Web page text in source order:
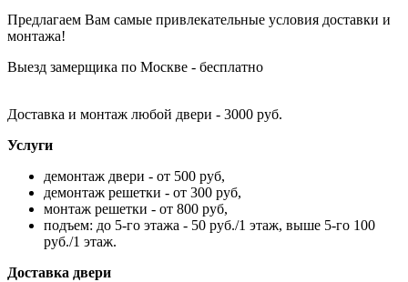
Предлагаем Вам самые привлекательные условия доставки и
монтажа!
Выезд замерщика по Москве - бесплатно
Доставка и монтаж любой двери - 3000 руб.
Услуги
демонтаж двери - от 500 руб,
демонтаж решетки - от 300 руб,
монтаж решетки - от 800 руб,
подъем: до 5-го этажа - 50 руб./1 этаж, выше 5-го 100
руб./1 этаж.
Доставка двери